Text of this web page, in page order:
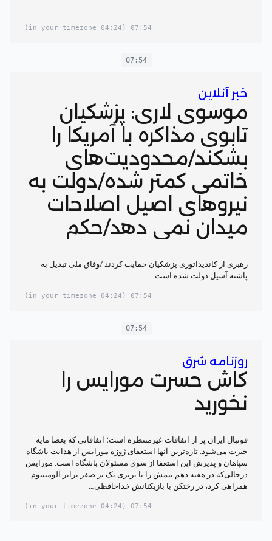
07:54
(04:24 in your timezone)
07:54
خبر آنلاین
موسوی لاری: پزشکیان
تابوی مذاکره با آمریکا را
بشکند/محدودیت‌های
خاتمی کمتر شده/دولت به
نیروهای اصیل اصلاحات
میدان نمی دهد/حکم
رهبری از کاندیداتوری پزشکیان حمایت کردند /وفاق ملی تبدیل به
پاشنه آشیل دولت شده است
07:54
(04:24 in your timezone)
07:54
روزنامه شرق
کاش حسرت مورایس را
نخورید
فوتبال ایران پر از اتفاقات غیرمنتظره است؛ اتفاقاتی که بعضا مایه
حیرت می‌شود. تازه‌ترین آنها استعفای ژوزه مورایس از هدایت باشگاه
سپاهان و پذیرش این استعفا از سوی مسئولان باشگاه است. مورایس
درحالی‌که در هفته دهم‌ تیمش را با برتری یک بر صفر برابر آلومینیوم
همراهی کرد، در رختکن با بازیکنانش خداحافظی…
07:54
(04:24 in your timezone)